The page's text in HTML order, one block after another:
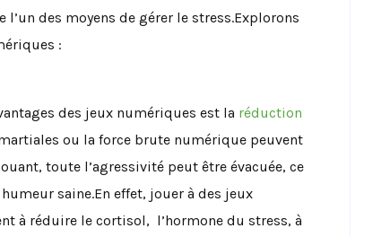
des moyens de gérer le stress.Explorons
:
des jeux numériques est la réduction
ou la force brute numérique peuvent
toute l’agressivité peut être évacuée, ce
saine.En effet, jouer à des jeux
à réduire le cortisol, l’hormone du stress, à